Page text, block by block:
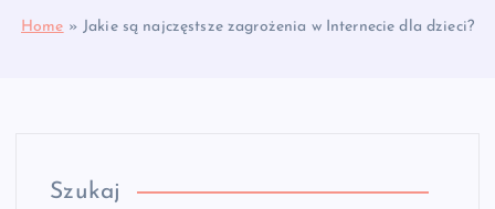
Home » Jakie są najczęstsze zagrożenia w Internecie dla dzieci?
Szukaj